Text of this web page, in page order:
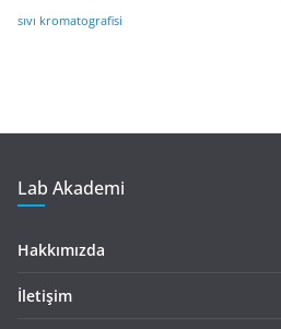
sıvı kromatografisi
Lab Akademi
Hakkımızda
İletişim